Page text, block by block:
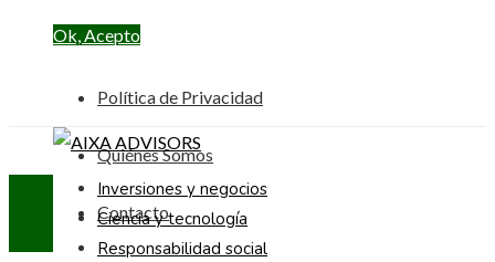
Ok, Acepto
Política de Privacidad
Quiénes Somos
Contacto
Inversiones y negocios
Ciencia y tecnología
Responsabilidad social